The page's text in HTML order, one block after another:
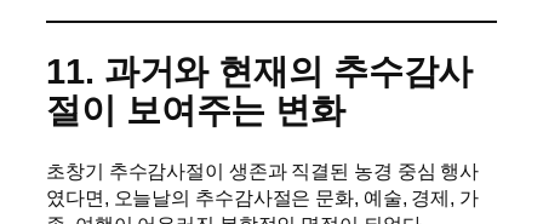
11. 과거와 현재의 추수감사
절이 보여주는 변화
초창기 추수감사절이 생존과 직결된 농경 중심 행사
였다면, 오늘날의 추수감사절은 문화, 예술, 경제, 가